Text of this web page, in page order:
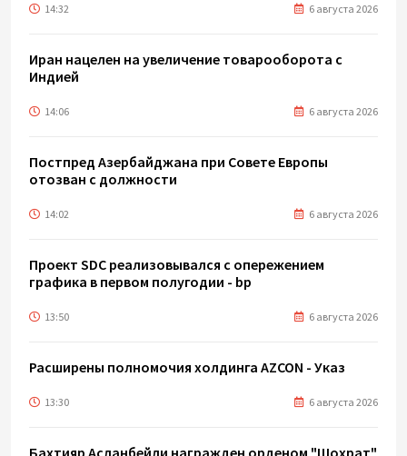
14:32 6 августа 2026
Иран нацелен на увеличение товарооборота с
Индией
14:06 6 августа 2026
Постпред Азербайджана при Совете Европы
отозван с должности
14:02 6 августа 2026
Проект SDC реализовывался с опережением
графика в первом полугодии - bp
13:50 6 августа 2026
Расширены полномочия холдинга AZCON - Указ
13:30 6 августа 2026